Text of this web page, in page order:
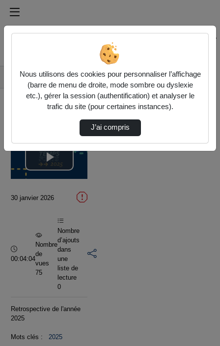
Médiathèque de l'université Paris
Rechercher un média sur Médiathèque de l'université
Accueil
Vidéos
Retrospective 2025
Lire
la
vidéo
30 janvier 2026
Durée :
00:04:04
Nombre
de
vues
75
Nombre
d’ajouts
dans
une
liste de
lecture
0
Retrospective de l'année
2025
Mots clés :
2025
Nous utilisons des cookies pour personnaliser l’affichage
(barre de menu de droite, mode sombre ou dyslexie
etc.), gérer la session (authentification) et analyser le
trafic du site (pour certaines instances).
J’ai compris